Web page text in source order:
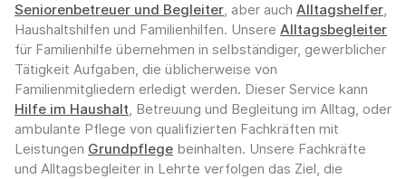
Seniorenbetreuer und Begleiter, aber auch Alltagshelfer,
Haushaltshilfen und Familienhilfen. Unsere Alltagsbegleiter
für Familienhilfe übernehmen in selbständiger, gewerblicher
Tätigkeit Aufgaben, die üblicherweise von
Familienmitgliedern erledigt werden. Dieser Service kann
Hilfe im Haushalt, Betreuung und Begleitung im Alltag, oder
ambulante Pflege von qualifizierten Fachkräften mit
Leistungen Grundpflege beinhalten. Unsere Fachkräfte
und Alltagsbegleiter in Lehrte verfolgen das Ziel, die